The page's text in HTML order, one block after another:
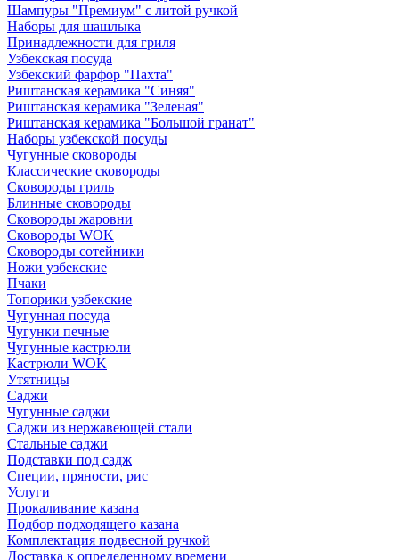
Шампуры "Премиум" с литой ручкой
Наборы для шашлыка
Принадлежности для гриля
Узбекская посуда
Узбекский фарфор "Пахта"
Риштанская керамика "Синяя"
Риштанская керамика "Зеленая"
Риштанская керамика "Большой гранат"
Наборы узбекской посуды
Чугунные сковороды
Классические сковороды
Сковороды гриль
Блинные сковороды
Сковороды жаровни
Сковороды WOK
Сковороды сотейники
Ножи узбекские
Пчаки
Топорики узбекские
Чугунная посуда
Чугунки печные
Чугунные кастрюли
Кастрюли WOK
Утятницы
Саджи
Чугунные саджи
Саджи из нержавеющей стали
Стальные саджи
Подставки под садж
Специи, пряности, рис
Услуги
Прокаливание казана
Подбор подходящего казана
Комплектация подвесной ручкой
Доставка к определенному времени